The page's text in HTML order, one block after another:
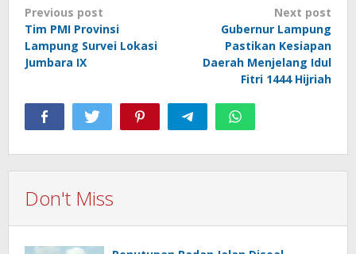
Post
navigation
Previous post
Tim PMI Provinsi
Lampung Survei Lokasi
Jumbara IX
Next post
Gubernur Lampung
Pastikan Kesiapan
Daerah Menjelang Idul
Fitri 1444 Hijriah
Don't Miss